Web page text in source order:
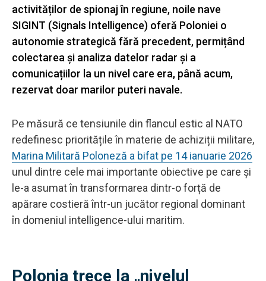
activităților de spionaj în regiune, noile nave
SIGINT (Signals Intelligence) oferă Poloniei o
autonomie strategică fără precedent, permițând
colectarea și analiza datelor radar și a
comunicațiilor la un nivel care era, până acum,
rezervat doar marilor puteri navale.
Pe măsură ce tensiunile din flancul estic al NATO
redefinesc prioritățile în materie de achiziții militare,
Marina Militară Poloneză a bifat pe 14 ianuarie 2026
unul dintre cele mai importante obiective pe care şi
le-a asumat în transformarea dintr-o forță de
apărare costieră într-un jucător regional dominant
în domeniul intelligence-ului maritim.
Polonia trece la „nivelul